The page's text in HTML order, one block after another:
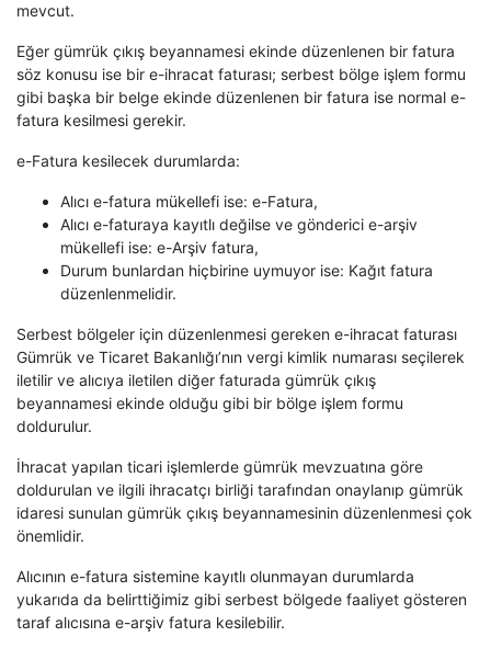
mevcut.
Eğer gümrük çıkış beyannamesi ekinde düzenlenen bir fatura
söz konusu ise bir e-ihracat faturası; serbest bölge işlem formu
gibi başka bir belge ekinde düzenlenen bir fatura ise normal e-
fatura kesilmesi gerekir.
e-Fatura kesilecek durumlarda:
Alıcı e-fatura mükellefi ise: e-Fatura,
Alıcı e-faturaya kayıtlı değilse ve gönderici e-arşiv
mükellefi ise: e-Arşiv fatura,
Durum bunlardan hiçbirine uymuyor ise: Kağıt fatura
düzenlenmelidir.
Serbest bölgeler için düzenlenmesi gereken e-ihracat faturası
Gümrük ve Ticaret Bakanlığı’nın vergi kimlik numarası seçilerek
iletilir ve alıcıya iletilen diğer faturada gümrük çıkış
beyannamesi ekinde olduğu gibi bir bölge işlem formu
doldurulur.
İhracat yapılan ticari işlemlerde gümrük mevzuatına göre
doldurulan ve ilgili ihracatçı birliği tarafından onaylanıp gümrük
idaresi sunulan gümrük çıkış beyannamesinin düzenlenmesi çok
önemlidir.
Alıcının e-fatura sistemine kayıtlı olunmayan durumlarda
yukarıda da belirttiğimiz gibi serbest bölgede faaliyet gösteren
taraf alıcısına e-arşiv fatura kesilebilir.